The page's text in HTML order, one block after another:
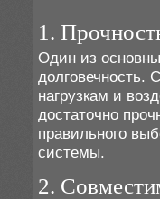
1.
Один из
долговечность.
нагрузкам и
достаточно
правильного
системы.
2.